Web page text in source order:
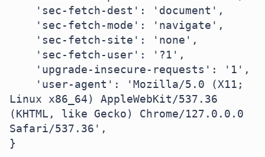
Linux x86_64) AppleWebKit/537.36
(KHTML, like Gecko) Chrome/127.0.0.0
Safari/537.36',
}